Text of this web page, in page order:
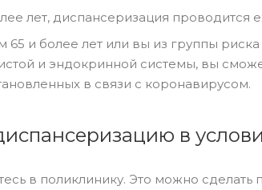
лет, диспансеризация проводится
65 и более лет или вы из группы
и эндокринной системы, вы
в связи с коронавирусом.
в
в поликлинику. Это можно